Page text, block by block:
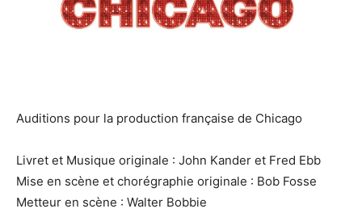
Auditions pour la production française de Chicago
Livret et Musique originale : John Kander et Fred Ebb
Mise en scène et chorégraphie originale : Bob Fosse
Metteur en scène : Walter Bobbie